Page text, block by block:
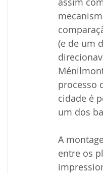
(e de um
processo
cidade é
um dos
A
entre os